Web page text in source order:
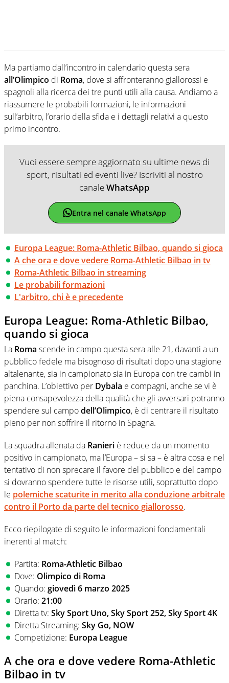
Ma partiamo dall’incontro in calendario questa sera
all’Olimpico di Roma, dove si affronteranno giallorossi e
spagnoli alla ricerca dei tre punti utili alla causa. Andiamo a
riassumere le probabili formazioni, le informazioni
sull’arbitro, l’orario della sfida e i dettagli relativi a questo
primo incontro.
Vuoi essere sempre aggiornato su ultime news di
sport, risultati ed eventi live? Iscriviti al nostro
canaleWhatsApp
Entra nel canale WhatsApp
Europa League: Roma-Athletic Bilbao, quando si gioca
A che ora e dove vedere Roma-Athletic Bilbao in tv
Roma-Athletic Bilbao in streaming
Le probabili formazioni
L'arbitro, chi è e precedente
Europa League: Roma-Athletic Bilbao,
quando si gioca
La Roma scende in campo questa sera alle 21, davanti a un
pubblico fedele ma bisognoso di risultati dopo una stagione
altalenante, sia in campionato sia in Europa con tre cambi in
panchina. L’obiettivo per Dybala e compagni, anche se vi è
piena consapevolezza della qualità che gli avversari potranno
spendere sul campodell’Olimpico, è di centrare il risultato
pieno per non soffrire il ritorno in Spagna.
La squadra allenata da Ranieri è reduce da un momento
positivo in campionato, ma l’Europa – si sa – è altra cosa e nel
tentativo di non sprecare il favore del pubblico e del campo
si dovranno spendere tutte le risorse utili, soprattutto dopo
le polemiche scaturite in merito alla conduzione arbitrale
contro il Porto da parte del tecnico giallorosso.
Ecco riepilogate di seguito le informazioni fondamentali
inerenti al match:
Partita: Roma-Athletic Bilbao
Dove: Olimpico di Roma
Quando: giovedì 6 marzo 2025
Orario: 21:00
Diretta tv: Sky Sport Uno, Sky Sport 252, Sky Sport 4K
Diretta Streaming: Sky Go, NOW
Competizione: Europa League
A che ora e dove vedere Roma-Athletic
Bilbao in tv